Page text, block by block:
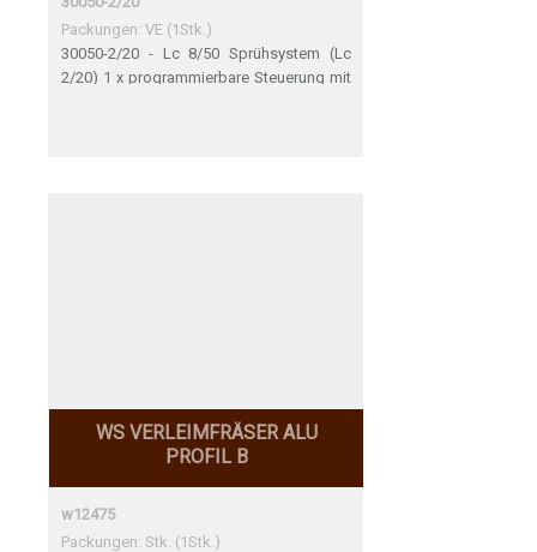
Packungen: VE (1Stk.)
30050-2/20 - Lc 8/50 Sprühsystem (Lc
2/20) 1 x programmierbare Steuerung mit
WS VERLEIMFRÄSER ALU
PROFIL B
w12475
Packungen: Stk. (1Stk.)